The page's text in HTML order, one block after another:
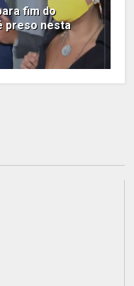
fim do
preso nesta